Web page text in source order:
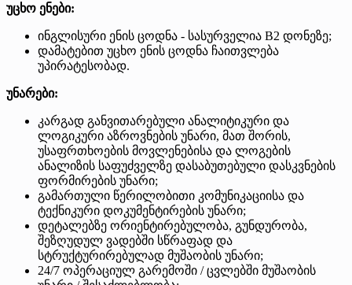
უცხო ენები:
ინგლისური ენის ცოდნა - სასურველია B2 დონეზე;
დამატებით უცხო ენის ცოდნა ჩაითვლება
უპირატესობად.
უნარები:
კარგად განვითარებული ანალიტიკური და
ლოგიკური აზროვნების უნარი, მათ შორის,
უსაფრთხოების მოვლენებისა და ლოგების
ანალიზის საფუძველზე დასაბუთებული დასკვნების
ფორმირების უნარი;
გამართული წერილობითი კომუნიკაციისა და
ტექნიკური დოკუმენტირების უნარი;
დეტალებზე ორიენტირებულობა, გუნდურობა,
შეზღუდულ ვადებში სწრაფად და
სტრუქტურირებულად მუშაობის უნარი;
24/7 ოპერაციულ გარემოში / ცვლებში მუშაობის